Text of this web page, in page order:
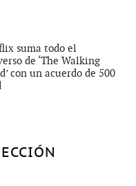
suma todo el
de ‘The Walking
con un acuerdo de 500